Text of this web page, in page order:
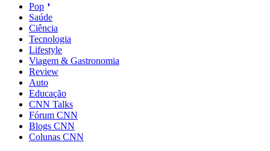
Pop
Saúde
Ciência
Tecnologia
Lifestyle
Viagem & Gastronomia
Review
Auto
Educação
CNN Talks
Fórum CNN
Blogs CNN
Colunas CNN